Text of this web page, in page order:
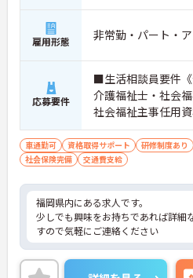
雇用形態 非常勤・パート・
応募要件
■生活相談員要件《
介護福祉士・社会
社会福祉主事任用
免許（AT限定可）
車通勤可 資格取得サポート 研修制度あり
社会保険完備
交通費支給
福岡県内にある求人です。
少しでも興味をお持ちであれば詳細
すので気軽にご連絡ください